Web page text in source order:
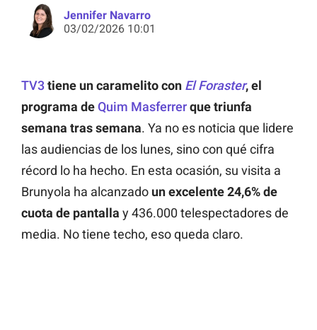
Jennifer Navarro
03/02/2026 10:01
TV3tiene un caramelito con El Foraster, el
programa deQuim Masferrerque triunfa
semana tras semana. Ya no es noticia que lidere
las audiencias de los lunes, sino con qué cifra
récord lo ha hecho. En esta ocasión, su visita a
Brunyola ha alcanzado un excelente 24,6% de
cuota de pantalla y 436.000 telespectadores de
media. No tiene techo, eso queda claro.